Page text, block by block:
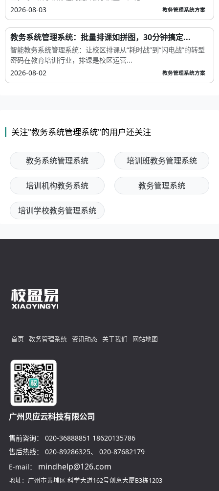
2026-08-03
教务管理系统方案
教务系统管理系统：批量排课如拼图，30分钟搞定...
智能教务系统管理系统：让校区排课从“耗时战”到“闪电战”的转型
密码在教育培训行业，排课是校区运营...
2026-08-02
教务管理系统方案
关注"教务系统管理系统"的用户还关注
教务系统管理系统 培训班教务管理系统
培训机构教务系统 教务管理系统
培训学校教务管理系统
首页 教务管理系统 资讯动态 关于我们 网站地图
广州贝应云科技有限公司
售前咨询： 020-36888851 18620135786
售后热线：
020-89286325、 020-87682179
E-mail：
mindhelp@126.com
地址：广州市黄埔区 科学大道162号创意大厦B3栋1203